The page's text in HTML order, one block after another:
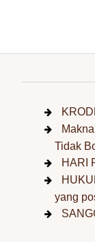
Tidak
HARI
yang